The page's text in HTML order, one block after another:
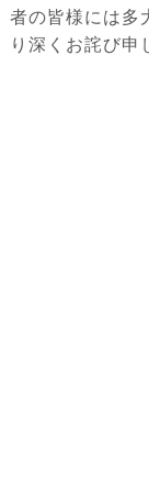
者の皆様には多
り深くお詫び申